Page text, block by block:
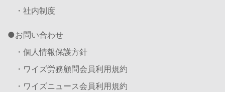
・社内制度
お問い合わせ
・個人情報保護方針
・ワイズ労務顧問会員利用規約
・ワイズニュース会員利用規約